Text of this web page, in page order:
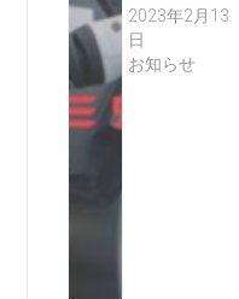
2023年2月13
日
お知らせ